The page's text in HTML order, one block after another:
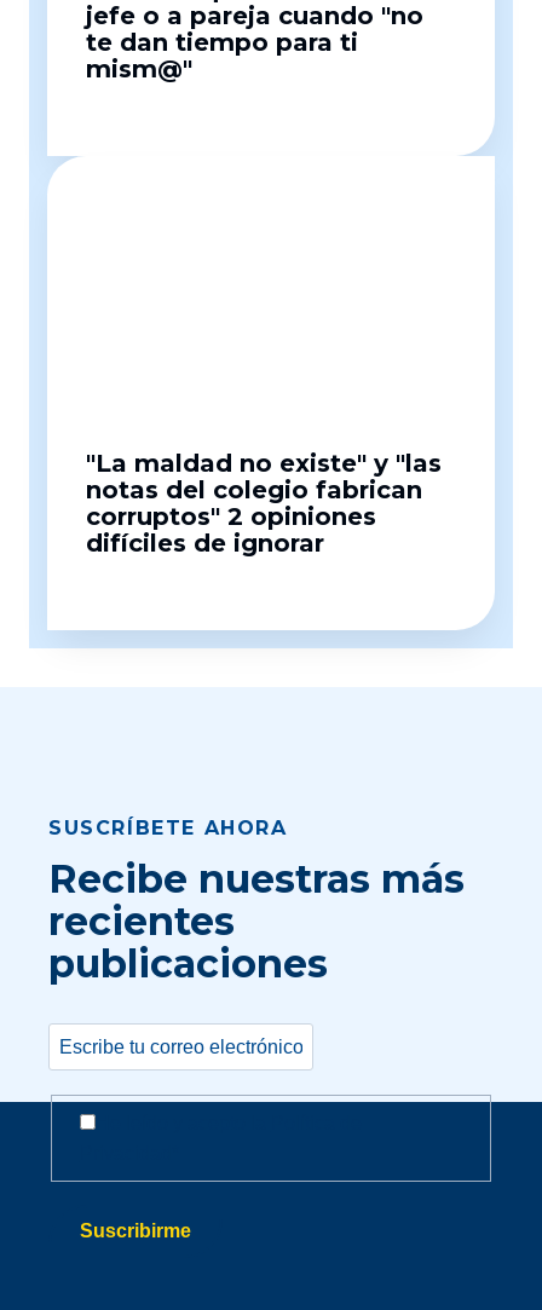
jefe o a pareja cuando "no
te dan tiempo para ti
mism@"
"La maldad no existe" y "las
notas del colegio fabrican
corruptos" 2 opiniones
difíciles de ignorar
SUSCRÍBETE AHORA
Recibe nuestras más
recientes
publicaciones
electrónico
Aviso de
Aviso
privacidad
He leído y acepto la
Suscribirme